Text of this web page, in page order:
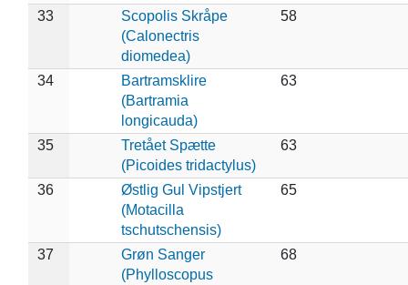
33
Scopolis Skråpe
(Calonectris
diomedea)
58
34
Bartramsklire
(Bartramia
longicauda)
63
35
Tretået Spætte
(Picoides tridactylus)
63
36
Østlig Gul Vipstjert
(Motacilla
tschutschensis)
65
37
Grøn Sanger
(Phylloscopus
68